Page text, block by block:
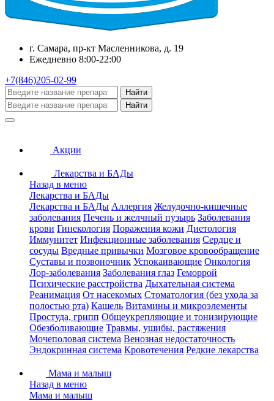
г. Самара, пр-кт Масленникова, д. 19
Ежедневно 8:00-22:00
+7(846)205-02-99
Найти
Найти
Акции
Лекарства и БАДы
Назад в меню
Лекарства и БАДы
Лекарства и БАДы Аллергия Желудочно-кишечные
заболевания Печень и желчный пузырь Заболевания
крови Гинекология Поражения кожи Диетология
Иммунитет Инфекционные заболевания Сердце и
сосуды Вредные привычки Мозговое кровообращение
Суставы и позвоночник Успокаивающие Онкология
Лор-заболевания Заболевания глаз Геморрой
Психические расстройства Дыхательная система
Реанимация От насекомых Стоматология (без ухода за
полостью рта) Кашель Витамины и микроэлементы
Простуда, грипп Общеукрепляющие и тонизирующие
Обезболивающие Травмы, ушибы, растяжения
Мочеполовая система Венозная недостаточность
Эндокринная система Кровотечения Редкие лекарства
Мама и малыш
Назад в меню
Мама и малыш